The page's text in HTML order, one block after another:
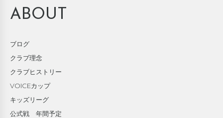
ABOUT
ブログ
クラブ理念
クラブヒストリー
VOICEカップ
キッズリーグ
公式戦 年間予定